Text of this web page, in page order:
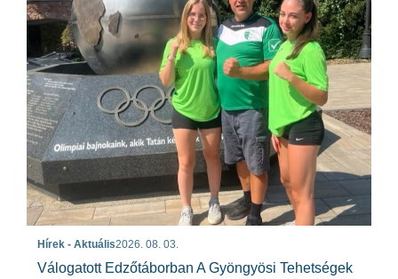
Hírek - Aktuális2026. 08. 03.
Válogatott Edzőtáborban A Gyöngyösi Tehetségek